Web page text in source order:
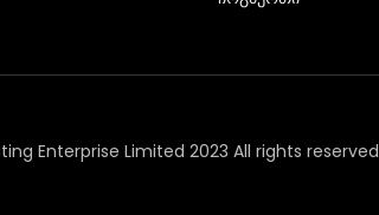
Enterprise Limited 2023 All rights reserved